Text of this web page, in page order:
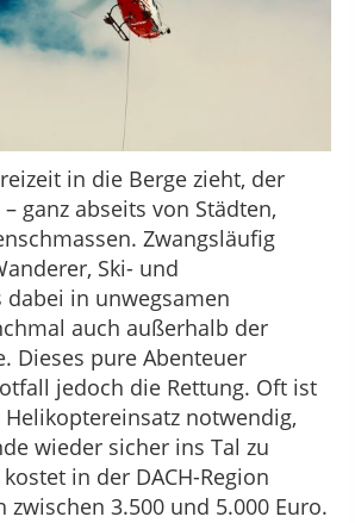
in die Berge zieht, der
ganz abseits von Städten,
Zwangsläufig
Ski- und
dabei in unwegsamen
auch außerhalb der
Dieses pure Abenteuer
jedoch die Rettung. Oft ist
notwendig,
wieder sicher ins Tal zu
in der DACH-Region
3.500 und 5.000 Euro.